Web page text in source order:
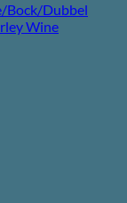
Bock/Dubbel
Wine